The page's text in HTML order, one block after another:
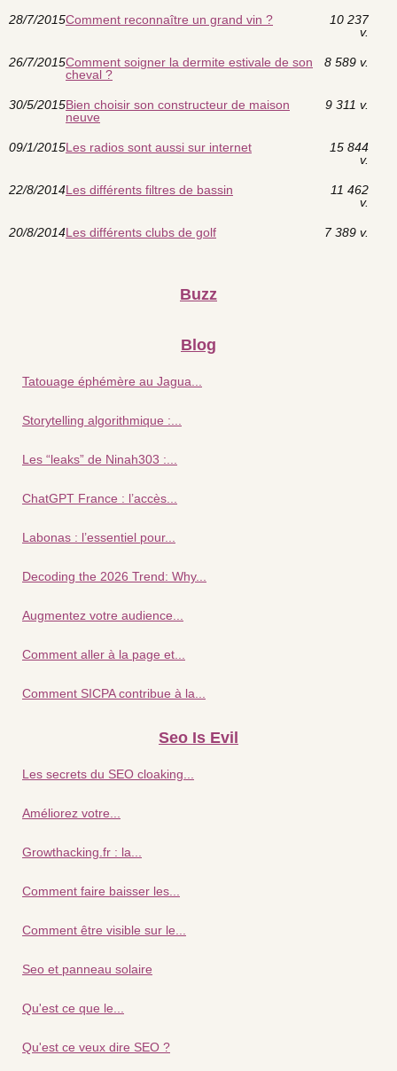
28/7/2015Comment reconnaître un grand vin ?
10 237
v.
26/7/2015Comment soigner la dermite estivale de son
cheval ?
8 589 v.
30/5/2015Bien choisir son constructeur de maison
neuve
9 311 v.
09/1/2015Les radios sont aussi sur internet
15 844
v.
22/8/2014Les différents filtres de bassin
11 462
v.
20/8/2014Les différents clubs de golf 7 389 v.
Buzz
Blog
Tatouage éphémère au Jagua...
Storytelling algorithmique :...
Les “leaks” de Ninah303 :...
ChatGPT France : l’accès...
Labonas : l’essentiel pour...
Decoding the 2026 Trend: Why...
Augmentez votre audience...
Comment aller à la page et...
Comment SICPA contribue à la...
Seo Is Evil
Les secrets du SEO cloaking...
Améliorez votre...
Growthacking.fr : la...
Comment faire baisser les...
Comment être visible sur le...
Seo et panneau solaire
Qu'est ce que le...
Qu'est ce veux dire SEO ?